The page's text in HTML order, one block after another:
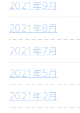
2021年9月
2021年8月
2021年7月
2021年5月
2021年2月